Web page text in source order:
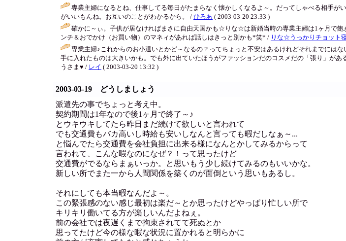
専業主婦になるとね、仕事してる毎日がたまらなく懐かしくなるよ～。だってしゃべる相手
がいいもんね。お互いのことがわかるから。 / ひろあ ( 2003-03-20 23:33 )
確かに～ぃ。子供が居なければまさに自由天国かも☆りな☆は新婚当時の専業主婦は1ヶ月で
ンチ＆おでかけ（お買い物）のマネィがあれば話しはきっと別かも*笑* / りな☆うっかりチョット
専業主婦♪これからのお小遣いとかど～なるの？ってちょっと不安はあるけれどそれまでには
手に入れたものは大きいかも。でも外に出ていたほうがファッションだのコスメだの「張り」が
うさま♥ / レイ ( 2003-03-20 13:32 )
2003-03-19 どうしましょう
派遣先の事でちょっと考え中。
契約期間は1年なので後1ヶ月で終了～♪
とウキウキしてたら昨日まだ続けて欲しいと言われて
でも交通費もバカ高いし時給も安いしなんと言っても暇だしなぁ～...
と悩んでたら交通費を会社負担に出来る様になんとかしてみるからって
言われて、こんな暇なのになぜ？！って思ったけど
交通費がでるならまぁいっか。と思いもう少し続けてみるのもいいかな。
新しい所でまた一から人間関係を築くのが面倒という思いもあるし。
それにしても本当暇なんだよ～。
この緊張感のない感じ最初は楽だ～とか思ったけどやっぱり忙しい所で
キリキリ働いてる方が楽しいんだよねぇ。
前の会社では夜遅くまで拘束されてて死ぬとか
思ってたけど今の様な暇な状況に置かれると明らかに